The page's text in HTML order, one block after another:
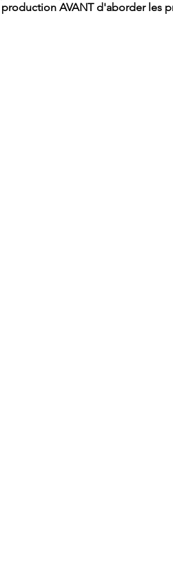
AVANT d'aborder les